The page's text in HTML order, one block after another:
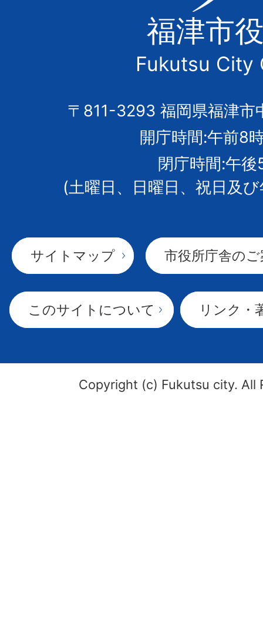
津
市
の
市
章
福津市
Fukutsu City
〒811-3293 福岡県福津市
開庁時間:午前8
閉庁時間:午後
(土曜日、日曜日、祝日及
サイトマップ 市役所庁舎の
このサイトについて リンク・
Copyright (c) Fukutsu city. All